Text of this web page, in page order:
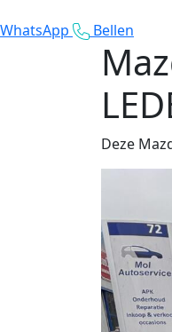
WhatsApp Bellen
Deze